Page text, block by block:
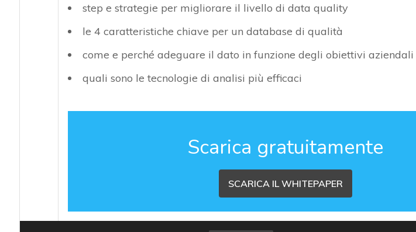
step e strategie per migliorare il livello di data quality
le 4 caratteristiche chiave per un database di qualità
come e perché adeguare il dato in funzione degli obiettivi aziendali
quali sono le tecnologie di analisi più efficaci
Scarica gratuitamente
SCARICA IL WHITEPAPER